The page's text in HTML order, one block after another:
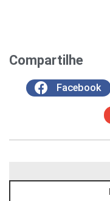
Compartilhe
Facebook